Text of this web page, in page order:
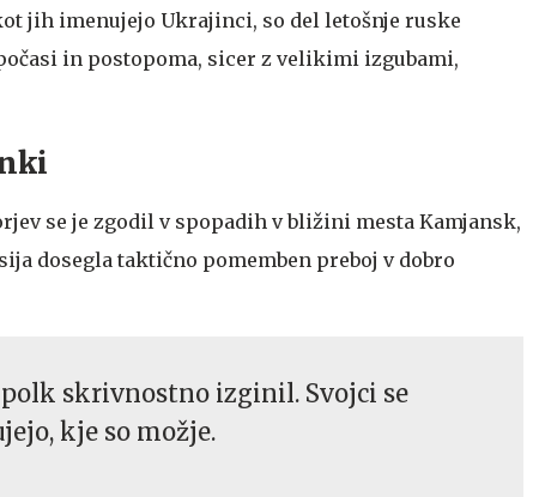
jih imenujejo Ukrajinci, so del letošnje ruske
in postopoma, sicer z velikimi izgubami,
se je zgodil v spopadih v bližini mesta Kamjansk,
dosegla taktično pomemben preboj v dobro
skrivnostno izginil. Svojci se
kje so možje.